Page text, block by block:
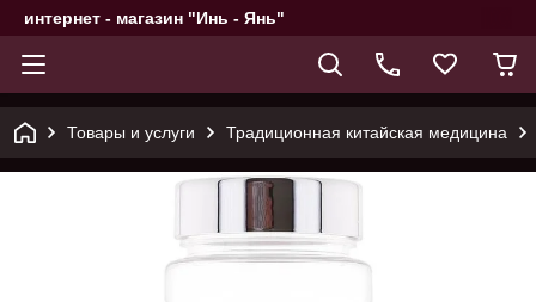
интернет - магазин "Инь - Янь"
Товары и услуги Традиционная китайская медицина